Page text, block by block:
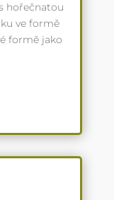
hořečnatou
ve formě
formě jako